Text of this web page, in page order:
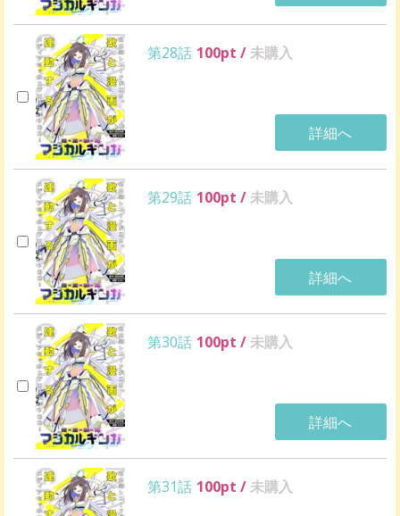
第28話 100pt /未購入
詳細へ
第29話 100pt /未購入
詳細へ
第30話 100pt /未購入
詳細へ
第31話 100pt /未購入